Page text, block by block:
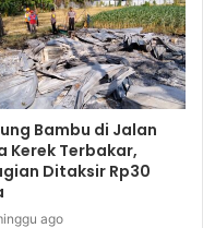
Bambu di Jalan
Kerek Terbakar,
Ditaksir Rp30
ago